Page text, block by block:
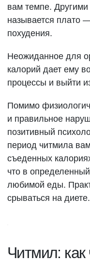
вам темпе.
называется плато
похудения.
Неожиданное для
калорий дает ему
процессы и выйти
Помимо
и правильное
позитивный
период читмила
съеденных
что в
любимой еды.
срываться на диете.
Читмил: как